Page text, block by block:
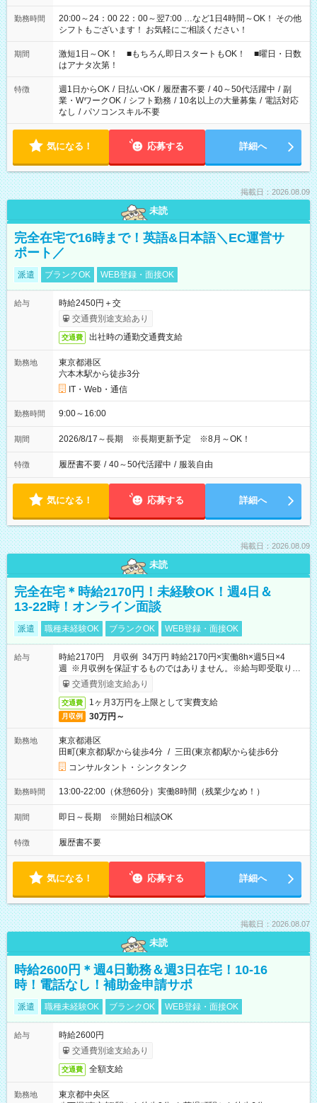
勤務時間
20:00～24：00 22：00～翌7:00 …など1日4時間～OK！ その他
シフトもございます！ お気軽にご相談ください！
期間
激短1日～OK！ ■もちろん即日スタートもOK！ ■曜日・日数
はアナタ次第！
特徴 週1日からOK / 日払いOK / 履歴書不要 / 40～50代活躍中 / 副
業・WワークOK / シフト勤務 / 10名以上の大量募集 / 電話対応
なし / パソコンスキル不要
気になる！ 応募する 詳細へ
掲載日：2026.08.09
未読
完全在宅で16時まで！英語&日本語＼EC運営サ
ポート／
派遣 ブランクOK WEB登録・面接OK
給与
時給2450円＋交
交通費別途支給あり
交通費 出社時の通勤交通費支給
勤務地
東京都港区
六本木駅から徒歩3分
IT・Web・通信
勤務時間 9:00～16:00
期間 2026/8/17～長期 ※長期更新予定 ※8月～OK！
特徴 履歴書不要 / 40～50代活躍中 / 服装自由
気になる！ 応募する 詳細へ
掲載日：2026.08.09
未読
完全在宅＊時給2170円！未経験OK！週4日＆
13-22時！オンライン面談
派遣 職種未経験OK ブランクOK WEB登録・面接OK
給与
時給2170円 月収例 34万円 時給2170円×実働8h×週5日×4
週 ※月収例を保証するものではありません。※給与即受取りサ
ービス利用可（利用条件有）
交通費別途支給あり
交通費 1ヶ月3万円を上限として実費支給
月収例 30万円～
勤務地
東京都港区
田町(東京都)駅から徒歩4分 / 三田(東京都)駅から徒歩6分
コンサルタント・シンクタンク
勤務時間 13:00-22:00（休憩60分）実働8時間（残業少なめ！）
期間 即日～長期 ※開始日相談OK
特徴 履歴書不要
気になる！ 応募する 詳細へ
掲載日：2026.08.07
未読
時給2600円＊週4日勤務＆週3日在宅！10-16
時！電話なし！補助金申請サポ
派遣 職種未経験OK ブランクOK WEB登録・面接OK
給与
時給2600円
交通費別途支給あり
交通費 全額支給
勤務地
東京都中央区